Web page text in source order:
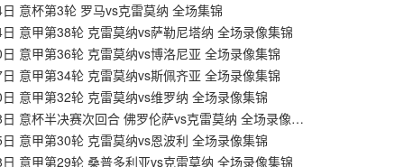
意杯第3轮 罗马vs克雷莫纳 全场集锦
意甲第38轮 克雷莫纳vs萨勒尼塔纳 全场录像集锦
意甲第36轮 克雷莫纳vs博洛尼亚 全场录像集锦
意甲第34轮 克雷莫纳vs斯佩齐亚 全场录像集锦
意甲第32轮 克雷莫纳vs维罗纳 全场录像集锦
04月28日 意杯半决赛次回合 佛罗伦萨vs克雷莫纳 全场录像集锦
意甲第30轮 克雷莫纳vs恩波利 全场录像集锦
意甲第29轮 桑普多利亚vs克雷莫纳 全场录像集锦